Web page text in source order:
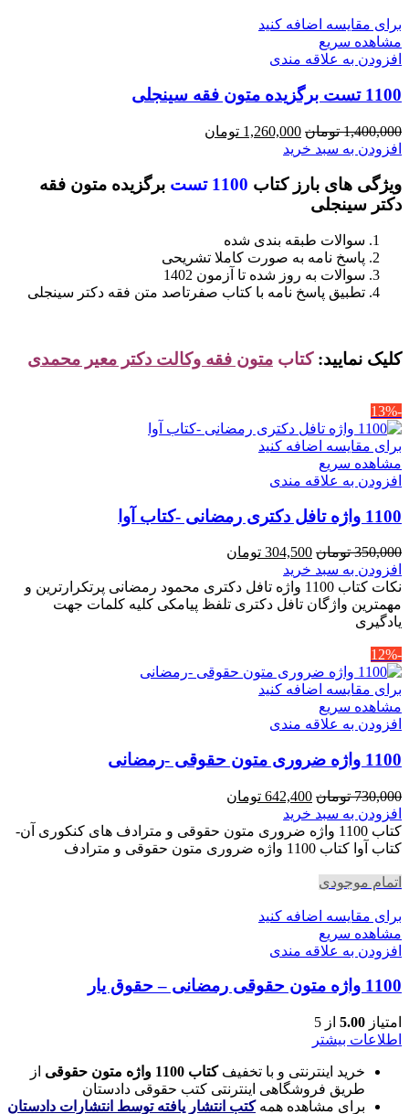
برای مقایسه اضافه کنید
مشاهده سریع
افزودن به علاقه مندی
1100 تست برگزیده متون فقه سینجلی
1,400,000 تومان قیمت
اصلی
بود.
1,260,000 تومان
است.
افزودن به سبد خرید
ویژگی های بارز کتاب 1100 تست
برگزیده متون فقه
دکتر سینجلی
سوالات طبقه بندی شده
پاسخ نامه به صورت کاملا تشریحی
سوالات به روز شده تا آزمون 1402
تطبیق پاسخ نامه با کتاب صفرتاصد متن فقه دکتر سینجلی
کلیک نمایید: کتاب متون فقه وکالت دکتر معیر محمدی
-13%
برای مقایسه اضافه کنید
مشاهده سریع
افزودن به علاقه مندی
1100 واژه تافل دکتری رمضانی -کتاب آوا
350,000 تومان قیمت
اصلی
350,000 تومان
بود.
304,500 تومان
304,500 تومان
است.
افزودن به سبد خرید
نکات کتاب 1100 واژه تافل دکتری محمود رمضانی پرتکرارترین و
مهمترین واژگان تافل دکتری تلفظ پیامکی کلیه کلمات جهت
یادگیری
-12%
برای مقایسه اضافه کنید
مشاهده سریع
افزودن به علاقه مندی
1100 واژه ضروری متون حقوقی -رمضانی
730,000 تومان قیمت
اصلی
730,000 تومان
بود.
642,400 تومان
642,400 تومان
است.
افزودن به سبد خرید
کتاب 1100 واژه ضروری متون حقوقی و مترادف های کنکوری آن-
کتاب آوا کتاب 1100 واژه ضروری متون حقوقی و مترادف
اتمام موجودی
برای مقایسه اضافه کنید
مشاهده سریع
افزودن به علاقه مندی
1100 واژه متون حقوقی رمضانی – حقوق یار
امتیاز 5.00 از 5
اطلاعات بیشتر
خرید اینترنتی و با تخفیفکتاب 1100 واژه متون حقوقی
از
طریق فروشگاهی اینترنتی کتب حقوقی دادستان
برای مشاهده همهکتب انتشار یافته توسط انتشارات دادستان